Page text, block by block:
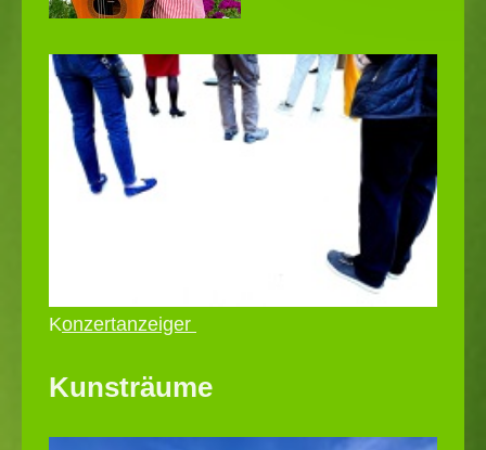
Konzertanzeiger
Kunsträume